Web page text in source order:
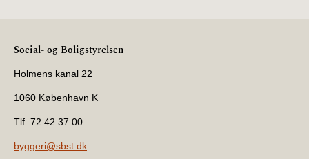
Social- og Boligstyrelsen
Holmens kanal 22
1060 København K
Tlf. 72 42 37 00
byggeri@sbst.dk